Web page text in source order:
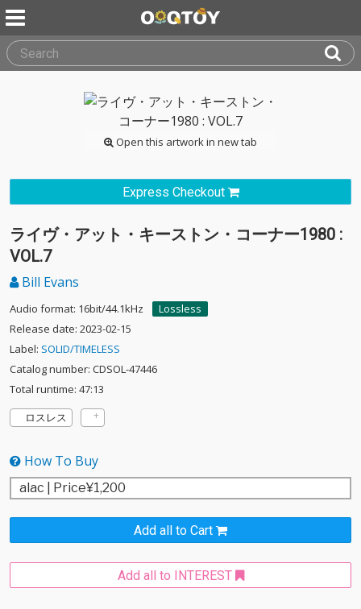
Open this artwork in new tab
Express Checkout
ライヴ・アット・キーストン・コーナー1980 :
VOL.7
Bill Evans
Audio format: 16bit/44.1kHz
Lossless
Release date: 2023-02-15
Label: SOLID/TIMELESS
Catalog number: CDSOL-47446
Total runtime: 47:13
ロスレス
How To Buy
Add all to Cart
Add all to INTEREST